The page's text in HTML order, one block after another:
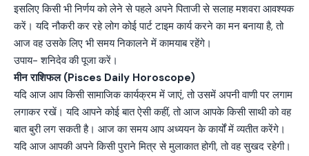
इसलिए किसी भी निर्णय को लेने से पहले अपने पिताजी से सलाह मशवरा आवश्यक
करें। यदि नौकरी कर रहे लोग कोई पार्ट टाइम कार्य करने का मन बनाया है, तो
आज वह उसके लिए भी समय निकालने में कामयाब रहेंगे।
उपाय- शनिदेव की पूजा करें।
मीन राशिफल (Pisces Daily Horoscope)
यदि आज आप किसी सामाजिक कार्यक्रम में जाएं, तो उसमें अपनी वाणी पर लगाम
लगाकर रखें। यदि आपने कोई बात ऐसी कहीं, तो आज आपके किसी साथी को वह
बात बुरी लग सकती है। आज का समय आप अध्ययन के कार्यों में व्यतीत करेंगे।
यदि आज आपकी अपने किसी पुराने मित्र से मुलाकात होगी, तो वह सुखद रहेगी।